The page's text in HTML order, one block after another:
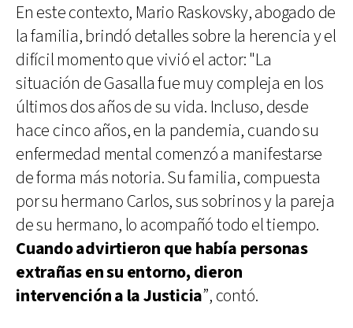
En este contexto, Mario Raskovsky, abogado de
la familia, brindó detalles sobre la herencia y el
difícil momento que vivió el actor: "La
situación de Gasalla fue muy compleja en los
últimos dos años de su vida. Incluso, desde
hace cinco años, en la pandemia, cuando su
enfermedad mental comenzó a manifestarse
de forma más notoria. Su familia, compuesta
por su hermano Carlos, sus sobrinos y la pareja
de su hermano, lo acompañó todo el tiempo.
Cuando advirtieron que había personas
extrañas en su entorno, dieron
intervención a la Justicia”, contó.